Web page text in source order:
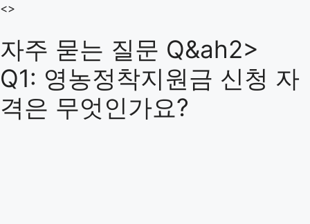
<>
자주 묻는 질문 Q&ah2>
Q1: 영농정착지원금 신청 자
격은 무엇인가요?